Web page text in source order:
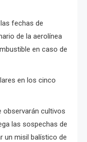
fechas de
de la aerolínea
en caso de
en los cinco
observarán cultivos
las sospechas de
un misil balístico de